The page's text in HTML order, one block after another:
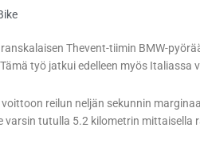
Thevent-tiimin BMW-
työ jatkui edelleen myös Italiassa
reilun neljän sekunnin
varsin tutulla 5.2 kilometrin mittaisella